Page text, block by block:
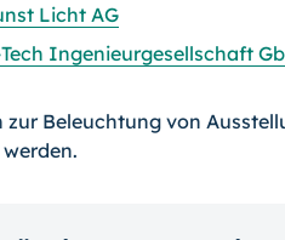
Licht AG
Ingenieurgesellschaft
Beleuchtung von